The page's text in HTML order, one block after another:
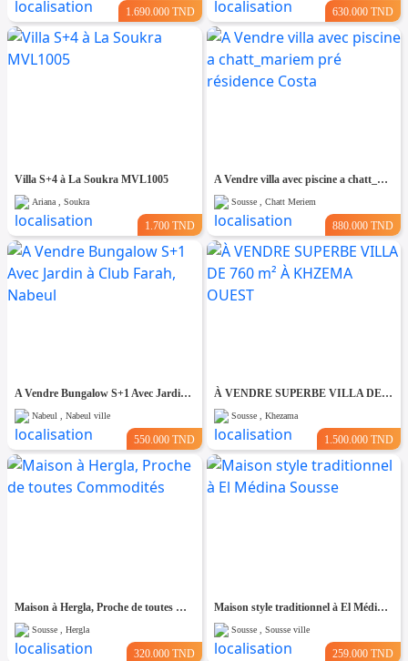
1.690.000 TND 630.000 TND
Villa S+4 à La Soukra MVL1005
Ariana , Soukra
1.700 TND
A Vendre villa avec piscine a chatt_mariem pré résidence Costa
Sousse , Chatt Meriem
880.000 TND
A Vendre Bungalow S+1 Avec Jardin à Club Farah, Nabeul
Nabeul , Nabeul ville
550.000 TND
À VENDRE SUPERBE VILLA DE 760 m² À KHZEMA OUEST
Sousse , Khezama
1.500.000 TND
Maison à Hergla, Proche de toutes Commodités
Sousse , Hergla
320.000 TND
Maison style traditionnel à El Médina Sousse
Sousse , Sousse ville
259.000 TND